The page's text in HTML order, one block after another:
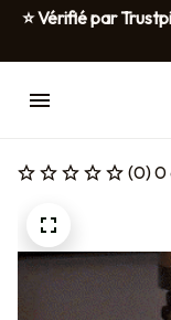
⭐ Vérifié par
(0) 0